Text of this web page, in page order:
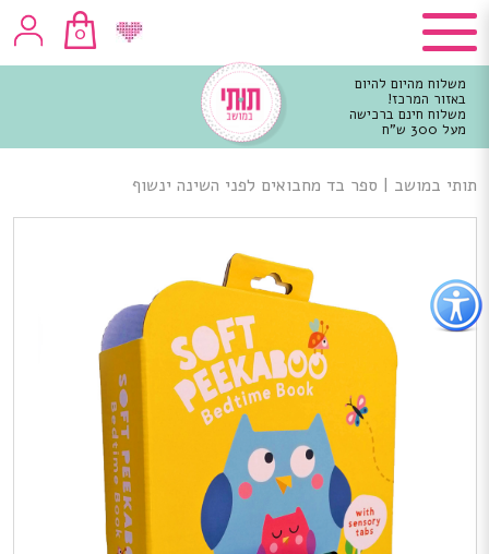
כפתור
לפתיחת
תפריט
נגישות
0
משלוח מהיום להיום
באזור המרכז!
משלוח חינם ברכישה
מעל 300 ש"ח
מרכזי
תותי במושב | ספר בד מחבואים לפני השינה ינשוף